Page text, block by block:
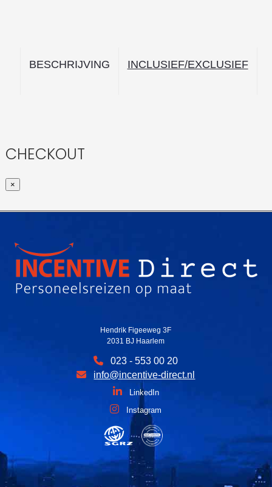
CHECKOUT
×
Hendrik Figeeweg 3F
2031 BJ Haarlem
023 - 553 00 20
info@incentive-direct.nl
LinkedIn
Instagram